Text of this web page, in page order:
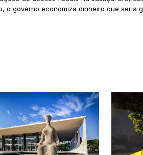
governo economiza dinheiro que seria